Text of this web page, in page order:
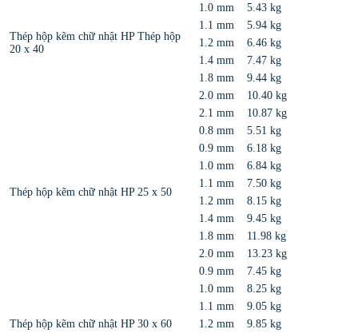
Thép hộp kẽm chữ nhật HP Thép hộp
20 x 40
1.0 mm
5.43 kg
1.1 mm
5.94 kg
1.2 mm
6.46 kg
1.4 mm
7.47 kg
1.8 mm
9.44 kg
2.0 mm
10.40 kg
2.1 mm
10.87 kg
Thép hộp kẽm chữ nhật HP 25 x 50
0.8 mm
5.51 kg
0.9 mm
6.18 kg
1.0 mm
6.84 kg
1.1 mm
7.50 kg
1.2 mm
8.15 kg
1.4 mm
9.45 kg
1.8 mm
11.98 kg
2.0 mm
13.23 kg
Thép hộp kẽm chữ nhật HP 30 x 60
0.9 mm
7.45 kg
1.0 mm
8.25 kg
1.1 mm
9.05 kg
1.2 mm
9.85 kg